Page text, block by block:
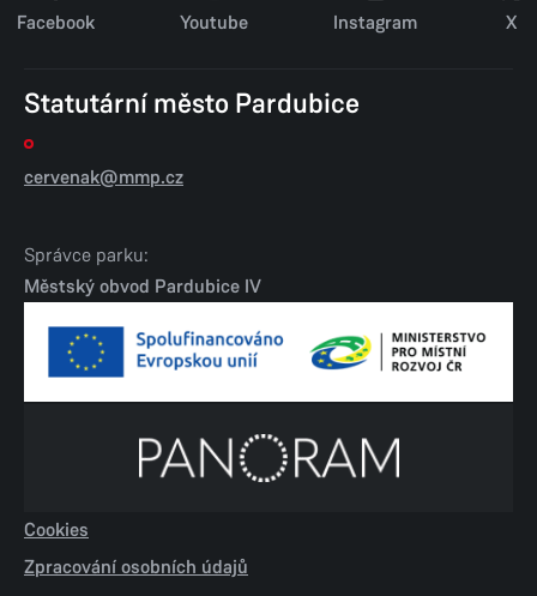
Facebook Youtube Instagram X
Statutární město Pardubice
cervenak@mmp.cz
Správce parku:
Městský obvod Pardubice IV
Cookies
Zpracování osobních údajů